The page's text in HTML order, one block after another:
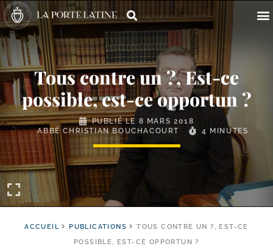
Tous contre un ?, Est-​ce
possible, est-​ce opportun ?
PUBLIÉ LE 8 MARS 2018
ABBÉ CHRISTIAN BOUCHACOURT
4 MINUTES
ACCUEIL PUBLICATIONS
TOUS CONTRE UN ?, EST-CE
POSSIBLE, EST-CE OPPORTUN ?